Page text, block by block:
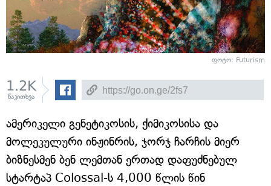
ფოტო: Futurism
1.2K
წაკითხვა
ამერიკელი გენეტიკოსის, ქიმიკოსისა და
მოლეკულური ინჟინრის, ჯორჯ ჩარჩის მიერ
ბიზნესმენ ბენ ლემთან ერთად დაფუძნებულ
სტარტაპ Colossal-ს 4,000 წლის წინ